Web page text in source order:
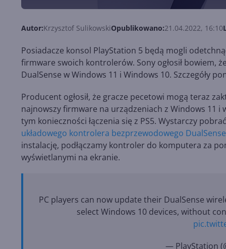
Autor:Krzysztof SulikowskiOpublikowano:21.04.2022, 16:10
Posiadacze konsol PlayStation 5 będą mogli
firmware swoich kontrolerów. Sony ogłosił bowiem,
DualSense w Windows 11 i Windows 10. Szczegóły
Producent ogłosił, że gracze pecetowi mogą teraz
najnowszy firmware na urządzeniach z Windows 11
tym konieczności łączenia się z PS5. Wystarczy
układowego kontrolera bezprzewodowego
instalację, podłączamy kontroler do komputera za
wyświetlanymi na ekranie.
PC players can now update their DualSense
select Windows 10 devices, without
— PlayStation